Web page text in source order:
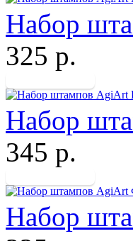
Набор
325 р.
Набор
345 р.
Набор